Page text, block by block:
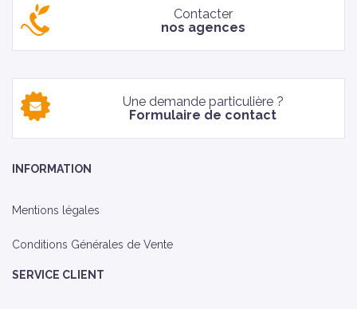
Contacter
nos agences
Une demande particulière ?
Formulaire de contact
INFORMATION
Mentions légales
Conditions Générales de Vente
SERVICE CLIENT